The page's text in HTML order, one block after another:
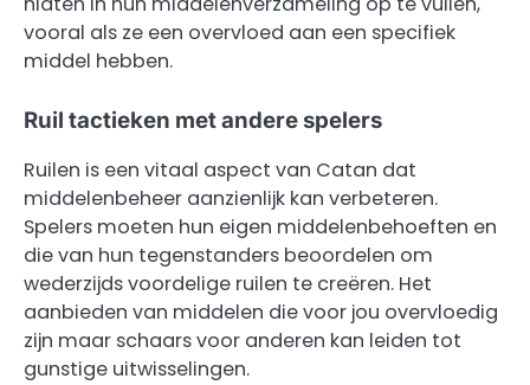
vooral als ze een overvloed aan een specifiek
middel hebben.
Ruil tactieken met andere spelers
Ruilen is een vitaal aspect van Catan dat
middelenbeheer aanzienlijk kan verbeteren.
Spelers moeten hun eigen middelenbehoeften en
die van hun tegenstanders beoordelen om
wederzijds voordelige ruilen te creëren. Het
aanbieden van middelen die voor jou overvloedig
zijn maar schaars voor anderen kan leiden tot
gunstige uitwisselingen.